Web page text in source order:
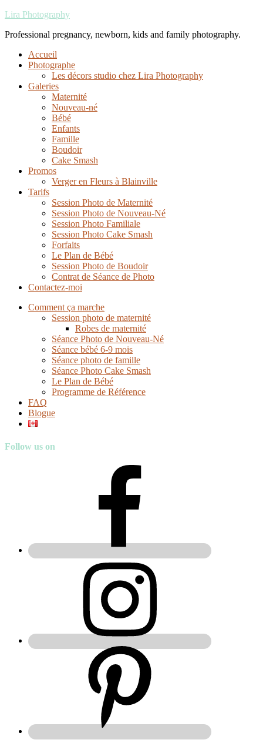
Lira Photography
Professional pregnancy, newborn, kids and family photography.
Accueil
Photographe
Les décors studio chez Lira Photography
Galeries
Maternité
Nouveau-né
Bébé
Enfants
Famille
Boudoir
Cake Smash
Promos
Verger en Fleurs à Blainville
Tarifs
Session Photo de Maternité
Session Photo de Nouveau-Né
Session Photo Familiale
Session Photo Cake Smash
Forfaits
Le Plan de Bébé
Session Photo de Boudoir
Contrat de Séance de Photo
Contactez-moi
Comment ça marche
Session photo de maternité
Robes de maternité
Séance Photo de Nouveau-Né
Séance bébé 6-9 mois
Séance photo de famille
Séance Photo Cake Smash
Le Plan de Bébé
Programme de Référence
FAQ
Blogue
Follow us on